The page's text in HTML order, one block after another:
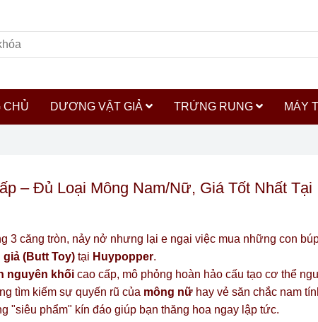
CHỦ DƯƠNG VẬT GIẢ TRỨNG RUNG MÁY
– Đủ Loại Mông Nam/Nữ, Giá Tốt Nhất Tại
3 căng tròn, nảy nở nhưng lại e ngại việc mua những con
giả (Butt Toy) tại Huypopper.
nguyên khối cao cấp, mô phỏng hoàn hảo cấu tạo cơ thể
tìm kiếm sự quyến rũ của mông nữ hay vẻ săn chắc nam
"siêu phẩm" kín đáo giúp bạn thăng hoa ngay lập tức.